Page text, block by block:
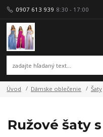
0907 613 939 8:30 - 17:00
Úvod Dámske oblečenie Šaty
Ružové šaty